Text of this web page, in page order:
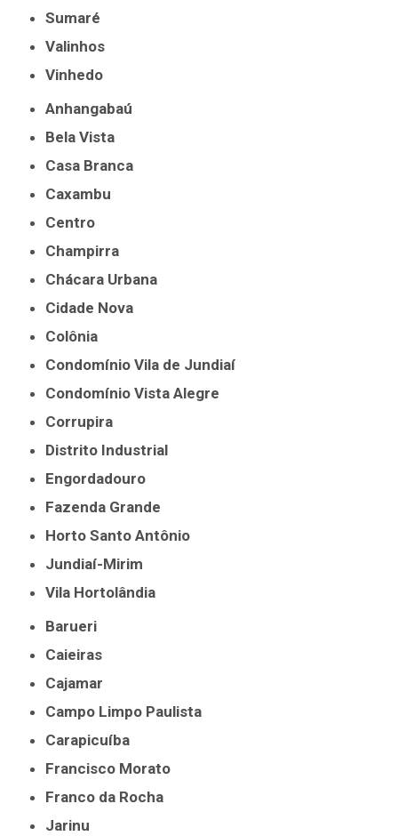
Sumaré
Valinhos
Vinhedo
Anhangabaú
Bela Vista
Casa Branca
Caxambu
Centro
Champirra
Chácara Urbana
Cidade Nova
Colônia
Condomínio Vila de Jundiaí
Condomínio Vista Alegre
Corrupira
Distrito Industrial
Engordadouro
Fazenda Grande
Horto Santo Antônio
Jundiaí-Mirim
Vila Hortolândia
Barueri
Caieiras
Cajamar
Campo Limpo Paulista
Carapicuíba
Francisco Morato
Franco da Rocha
Jarinu